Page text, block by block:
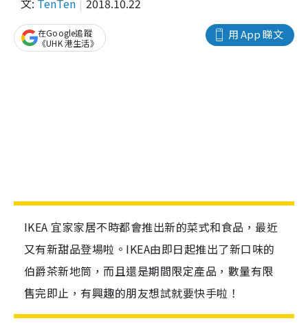
文: TenTen 2018.10.22
用 App 睇文
在Google追蹤
《UHK 港生活》
IKEA 宜家家居不時都會推出新的菜式和食品，最近
又有新甜品登場啦。IKEA由即日起推出了新口味的
伯爵茶新地筒，而且還是期間限定產品，數量有限
售完即止，有興趣的朋友想試就要快手啦！